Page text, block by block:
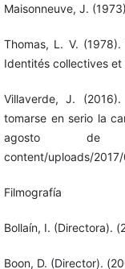
Maisonneuve, J.
Thomas, L. V.
Identités collectives
Villaverde, J.
tomarse en serio la
agosto de
content/uploads/
Filmografía
Bollaín, I. (Directora).
Boon, D. (Director).